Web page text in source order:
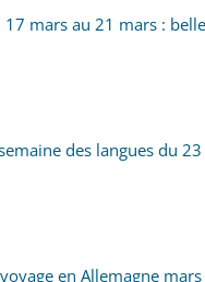
17 mars au 21 mars :
des langues du
en Allemagne